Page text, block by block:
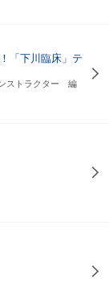
「下川臨床」テ
ストラクター 編